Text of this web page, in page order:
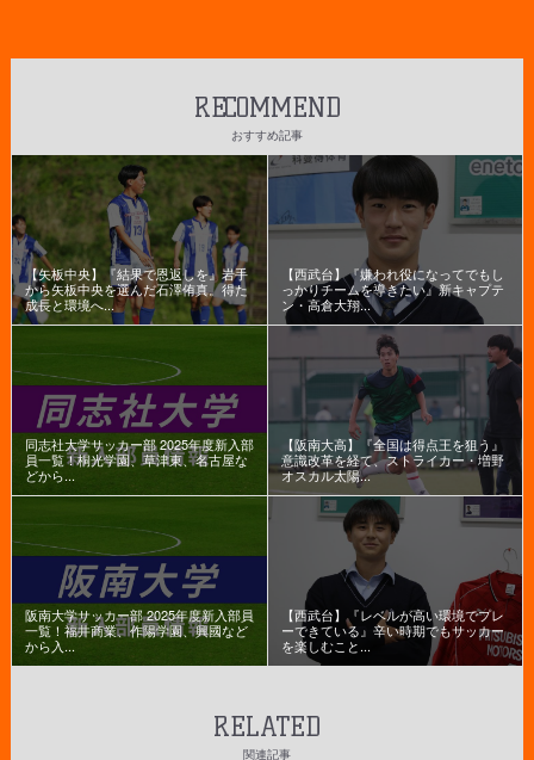
RECOMMEND
おすすめ記事
【矢板中央】『結果で恩返しを』岩手
から矢板中央を選んだ石澤侑真。得た
成長と環境へ...
【西武台】『嫌われ役になってでもし
っかりチームを導きたい』新キャプテ
ン・高倉大翔...
同志社大学サッカー部 2025年度新入部
員一覧！桐光学園、草津東、名古屋な
どから...
【阪南大高】『全国は得点王を狙う』
意識改革を経て、ストライカー・増野
オスカル太陽...
阪南大学サッカー部 2025年度新入部員
一覧！福井商業、作陽学園、興國など
から入...
【西武台】『レベルが高い環境でプレ
ーできている』辛い時期でもサッカー
を楽しむこと...
RELATED
関連記事